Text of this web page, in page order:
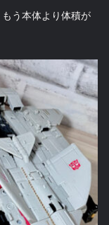
う本体より体積が